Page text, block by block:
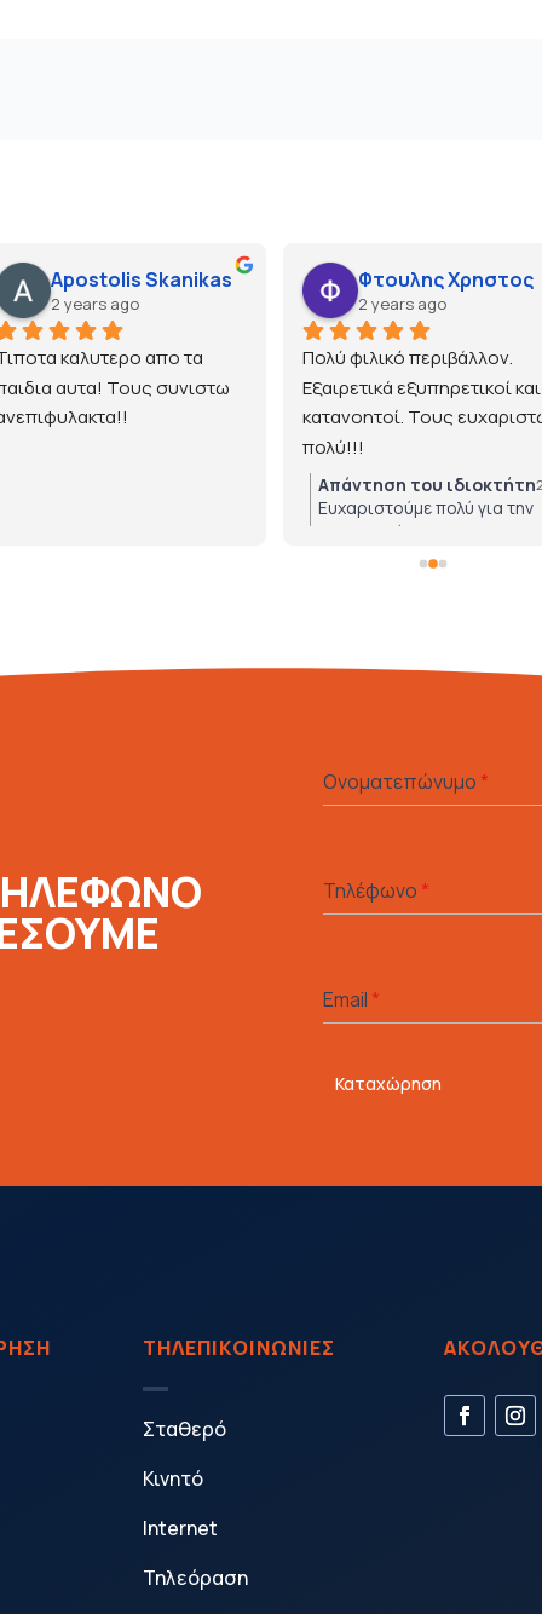
Apostolis Skanikas
2 years ago
καλυτερο απο τα
αυτα! Τους συνιστω
Φτουλης Χρηστος
2 years ago
Πολύ φιλικό περιβάλλον.
Εξαιρετικά εξυπηρετικοί και
κατανοητοί. Τους
πολύ!!!
Απάντηση του ιδιοκτήτη
Ευχαριστούμε πολύ για την
εμπιστοσύνη!
Ονοματεπώνυμο *
Τηλέφωνο *
Email *
Καταχώρηση
ΤΗΛΕΠΙΚΟΙΝΩΝΙΕΣ
Σταθερό
Κινητό
Internet
Τηλεόραση